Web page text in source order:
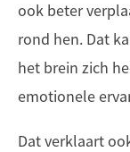
ook beter
rond hen. Dat
het brein zich
emotionele
Dat verklaart